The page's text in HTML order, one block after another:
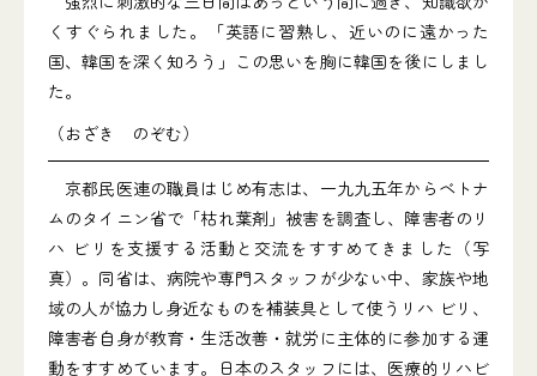
くすぐられました。「英語に習熟し、近いのに遠かった
国、韓国を深く知ろう」この思いを胸に韓国を後にしまし
た。
（おざき のぞむ）
京都民医連の職員はじめ有志は、一九九五年からベトナ
ムのタイニン省で「枯れ葉剤」被害を調査し、障害者のリ
ハ ビリを支援する活動と交流をすすめてきました（写
真）。同省は、病院や専門スタッフが少ない中、家族や地
域の人が協力し身近なものを補装具として使うリハ ビリ、
障害者自身が教育・生活改善・就労に主体的に参加する運
動をすすめています。日本のスタッフには、医療的リハビ